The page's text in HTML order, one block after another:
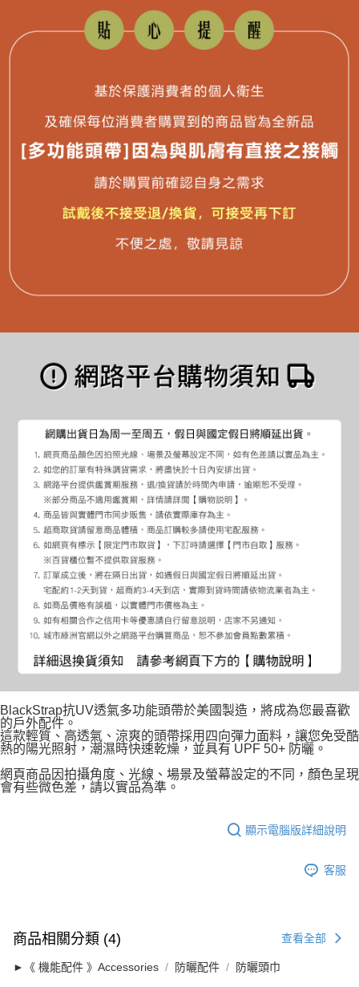
BlackStrap抗UV透氣多功能頭帶於美國製造，將成為您最喜歡
的戶外配件。
這款輕質、高透氣、涼爽的頭帶採用四向彈力面料，讓您免受酷
熱的陽光照射，潮濕時快速乾燥，並具有 UPF 50+ 防曬。
網頁商品因拍攝角度、光線、場景及螢幕設定的不同，顏色呈現
會有些微色差，請以實品為準。
顯示電腦版詳細說明
客服
商品相關分類 (4) 查看全部
►《 機能配件 》Accessories 防曬配件 防曬頭巾